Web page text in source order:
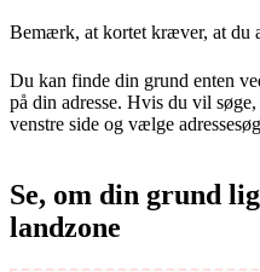
Bemærk, at kortet kræver, at du
Du kan finde din grund enten
på din adresse. Hvis du vil
venstre side og vælge
Se, om din grund
landzone